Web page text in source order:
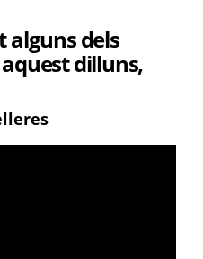
alguns dels
dilluns,